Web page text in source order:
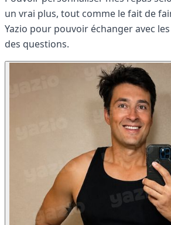
un vrai plus, tout comme le fait de
Yazio pour pouvoir échanger avec
des questions.